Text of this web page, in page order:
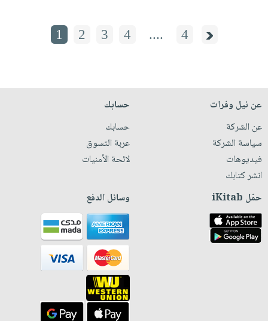
1 2 3 4 .... 4
عن نيل وفرات
عن الشركة
سياسة الشركة
فيديوهات
انشر كتابك
حسابك
حسابك
عربة التسوق
لائحة الأمنيات
حمّل iKitab وسائل الدفع